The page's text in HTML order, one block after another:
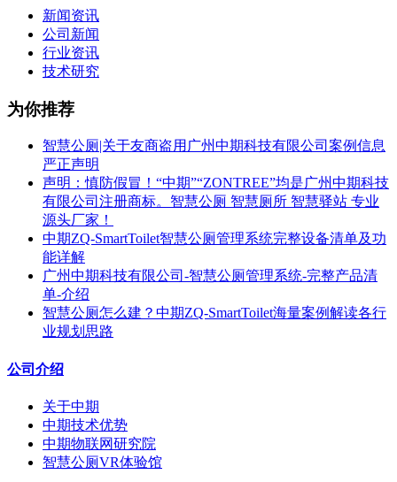
新闻资讯
公司新闻
行业资讯
技术研究
为你推荐
智慧公厕|关于友商盗用广州中期科技有限公司案例信息
严正声明
声明：慎防假冒！“中期”“ZONTREE”均是广州中期科技
有限公司注册商标。智慧公厕 智慧厕所 智慧驿站 专业
源头厂家！
中期ZQ-SmartToilet智慧公厕管理系统完整设备清单及功
能详解
广州中期科技有限公司-智慧公厕管理系统-完整产品清
单-介绍
智慧公厕怎么建？中期ZQ-SmartToilet海量案例解读各行
业规划思路
公司介绍
关于中期
中期技术优势
中期物联网研究院
智慧公厕VR体验馆